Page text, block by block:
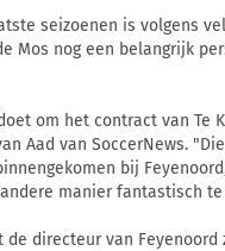
seizoenen is volgens
Mos nog een belangrijk
om het contract van Te
Aad van SoccerNews.
bij
manier fantastisch
directeur van